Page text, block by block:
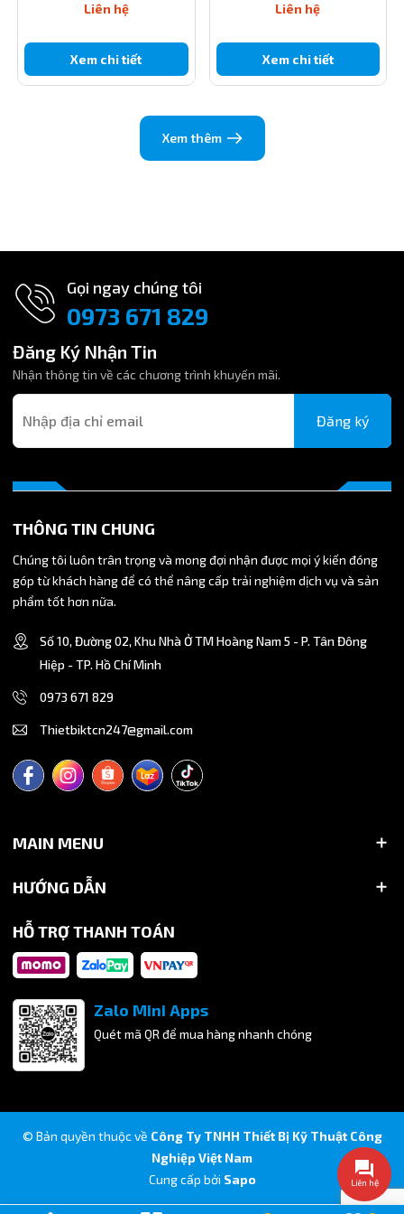
Liên hệ
Xem chi tiết
Liên hệ
Xem chi tiết
Xem thêm
Gọi ngay chúng tôi
0973 671 829
Đăng Ký Nhận Tin
Nhận thông tin về các chương trình khuyến mãi.
Đăng ký
THÔNG TIN CHUNG
Chúng tôi luôn trân trọng và mong đợi nhận được mọi ý kiến đóng
góp từ khách hàng để có thể nâng cấp trải nghiệm dịch vụ và sản
phẩm tốt hơn nữa.
Số 10, Đường 02, Khu Nhà Ở TM Hoàng Nam 5 - P. Tân Đông
Hiệp - TP. Hồ Chí Minh
0973 671 829
Thietbiktcn247@gmail.com
MAIN MENU
HƯỚNG DẪN
HỖ TRỢ THANH TOÁN
Zalo Mini Apps
Quét mã QR để mua hàng nhanh chóng
© Bản quyền thuộc về Công Ty TNHH Thiết Bị Kỹ Thuật Công
Nghiệp Việt Nam
Cung cấp bởi Sapo Liên hệ